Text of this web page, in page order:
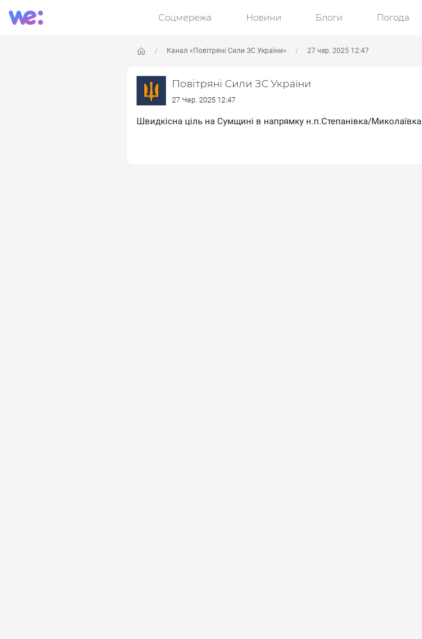
Соцмережа Новини Блоги Погода
Канал «Повітряні Сили ЗС України» 27 чер. 2025 12:47
Повітряні Сили ЗС України
27 Чер. 2025 12:47
Швидкісна ціль на Сумщині в напрямку н.п.Степанівка/Миколаївка